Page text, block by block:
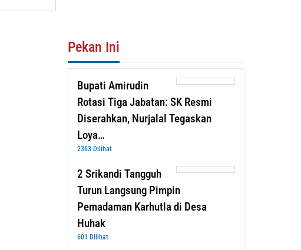
Pekan Ini
Bupati Amirudin
Rotasi Tiga Jabatan: SK Resmi
Diserahkan, Nurjalal Tegaskan
Loya…
2363 Dilihat
2 Srikandi Tangguh
Turun Langsung Pimpin
Pemadaman Karhutla di Desa
Huhak
601 Dilihat